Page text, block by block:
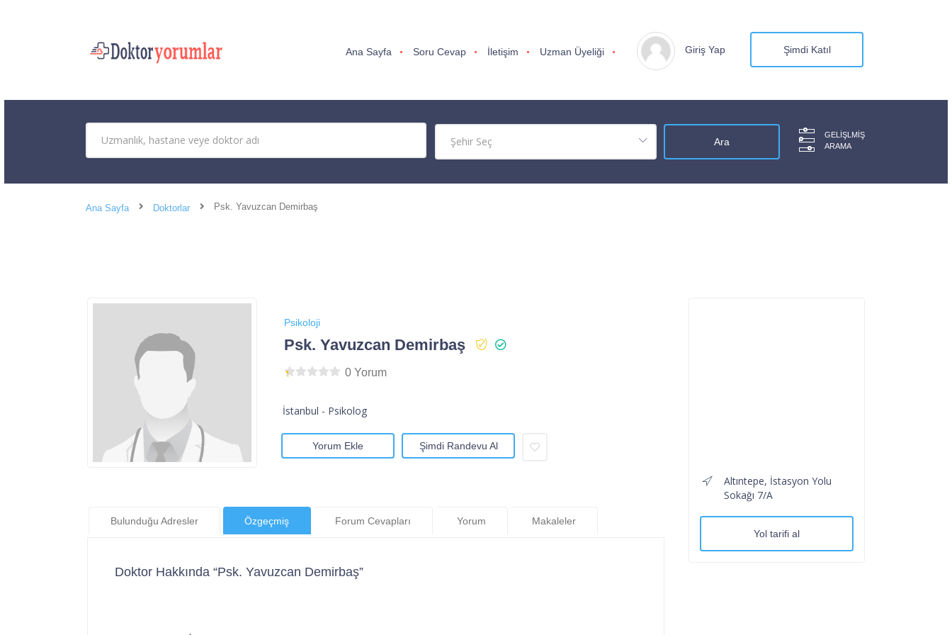
Ana Sayfa Soru Cevap İletişim Uzman Üyeliği Giriş Yap Şimdi Katıl
GELIŞLMIŞ
ARAMA
Ana Sayfa Doktorlar Psk. Yavuzcan Demirbaş
Psikoloji
Psk. Yavuzcan Demirbaş
0 Yorum
İstanbul - Psikolog
Yorum Ekle Şimdi Randevu Al
Bulunduğu Adresler Özgeçmiş Forum Cevapları Yorum Makaleler
Doktor Hakkında “Psk. Yavuzcan Demirbaş”
Altıntepe, İstasyon Yolu
Sokağı 7/A
Yol tarifi al